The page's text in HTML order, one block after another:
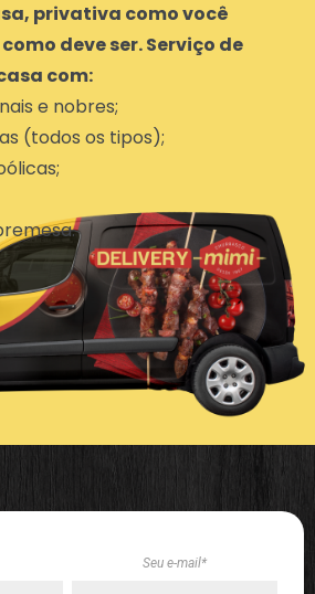
privativa como você
deve ser. Serviço de
com:
e nobres;
(todos os tipos);
Seu e-mail*